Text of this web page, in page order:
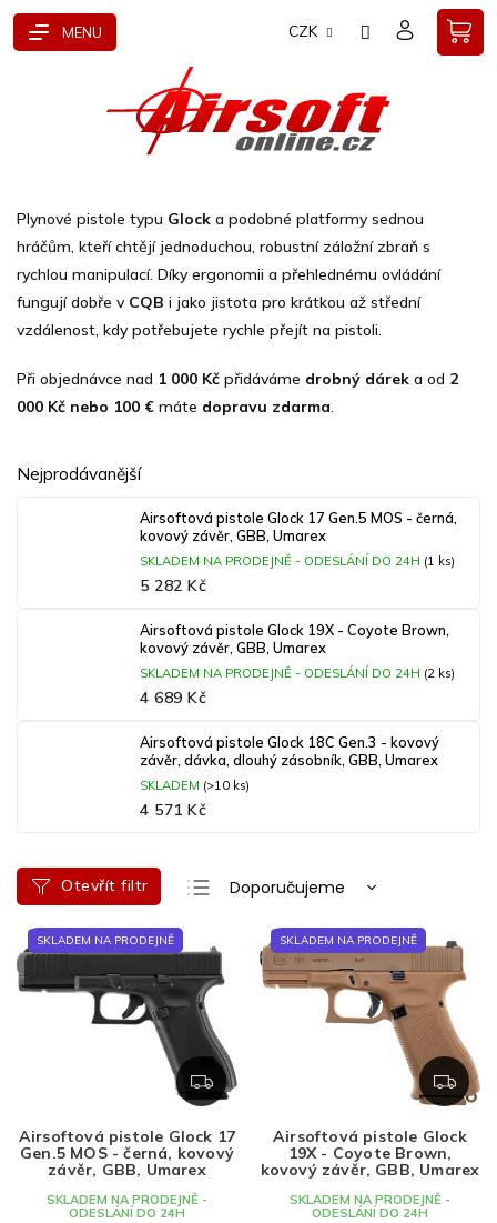
Přejít
CZK
Plynové pistole typu Glock a podobné platformy sednou
hráčům, kteří chtějí jednoduchou, robustní záložní zbraň s
rychlou manipulací. Díky ergonomii a přehlednému ovládání
fungují dobře v CQB i jako jistota pro krátkou až střední
vzdálenost, kdy potřebujete rychle přejít na pistoli.
Při objednávce nad 1 000 Kč přidáváme drobný dárek a od 2
000 Kč nebo 100 € máte dopravu zdarma.
Nejprodávanější
Airsoftová pistole Glock 17 Gen.5 MOS - černá,
kovový závěr, GBB, Umarex
SKLADEM NA PRODEJNĚ - ODESLÁNÍ DO 24H (1 ks)
5 282 Kč
Airsoftová pistole Glock 19X - Coyote Brown,
kovový závěr, GBB, Umarex
SKLADEM NA PRODEJNĚ - ODESLÁNÍ DO 24H (2 ks)
4 689 Kč
Airsoftová pistole Glock 18C Gen.3 - kovový
závěr, dávka, dlouhý zásobník, GBB, Umarex
SKLADEM (>10 ks)
4 571 Kč
Ř
a
z
e
n
í
r
o
d
k
t
ů
Doporučujeme
Nejlevnější
Nejdražší
Nejprodávanější
Otevřít filtr
V
ý
p
i
u
SKLADEM NA PRODEJNĚ
Z
D
R
M
Airsoftová pistole Glock 17
Gen.5 MOS - černá, kovový
závěr, GBB, Umarex
SKLADEM NA PRODEJNĚ -
ODESLÁNÍ DO 24H
SKLADEM NA PRODEJNĚ
Z
D
R
M
Airsoftová pistole Glock
19X - Coyote Brown,
kovový závěr, GBB, Umarex
SKLADEM NA PRODEJNĚ -
ODESLÁNÍ DO 24H